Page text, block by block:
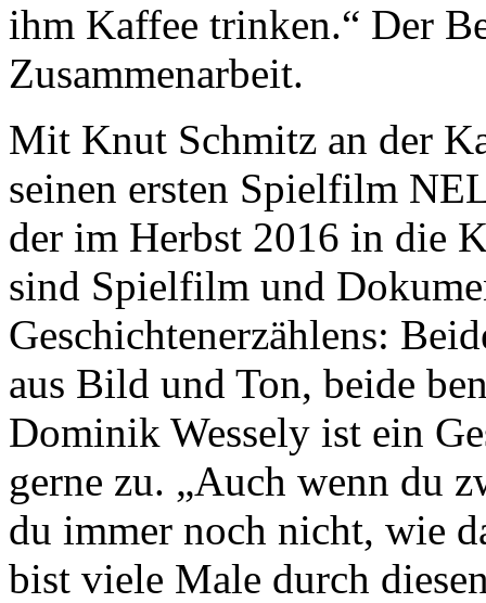
ihm Kaffee trinken.“ Der
Zusammenarbeit.
Mit Knut Schmitz an der
seinen ersten Spielfilm
der im Herbst 2016 in die
sind Spielfilm und
Geschichtenerzählens:
aus Bild und Ton, beide
Dominik Wessely ist ein
gerne zu. „Auch wenn du
du immer noch nicht, wie
bist viele Male durch